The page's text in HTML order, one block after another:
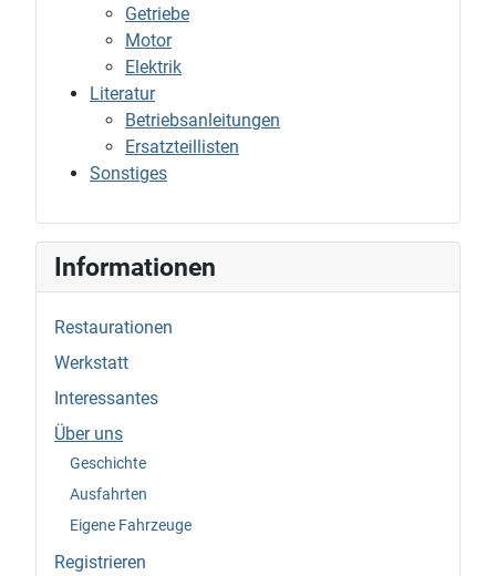
Getriebe
Motor
Elektrik
Literatur
Betriebsanleitungen
Ersatzteillisten
Sonstiges
Informationen
Restaurationen
Werkstatt
Interessantes
Über uns
Geschichte
Ausfahrten
Eigene Fahrzeuge
Registrieren